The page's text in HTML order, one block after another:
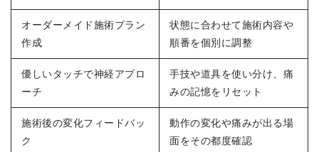
オーダーメイド施術プラン
作成
状態に合わせて施術内容や
順番を個別に調整
優しいタッチで神経アプロ
ーチ
手技や道具を使い分け、痛
みの記憶をリセット
施術後の変化フィードバッ
ク
動作の変化や痛みが出る場
面をその都度確認